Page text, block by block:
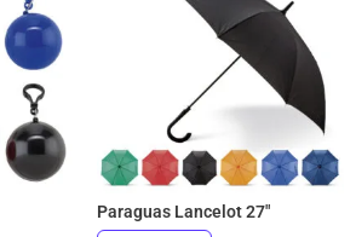
Paraguas Lancelot 27″